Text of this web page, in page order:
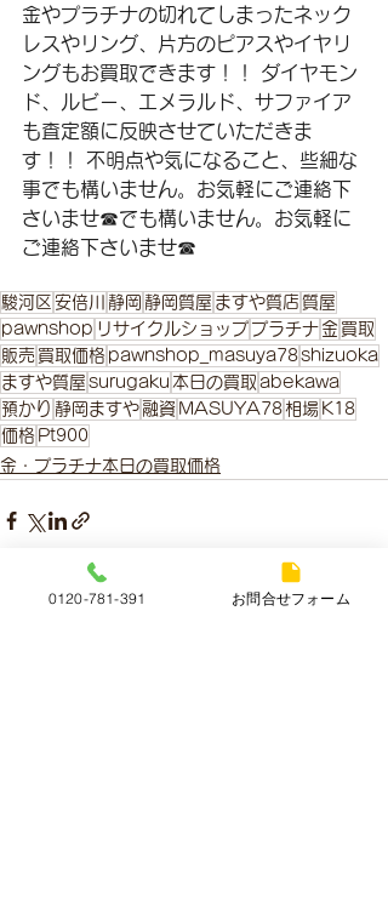
金やプラチナの切れてしまったネック
レスやリング、片方のピアスやイヤリ
ングもお買取できます！！ ダイヤモン
ド、ルビー、エメラルド、サファイア
も査定額に反映させていただきま
す！！ 不明点や気になること、些細な
事でも構いません。お気軽にご連絡下
さいませ☎でも構いません。お気軽に
ご連絡下さいませ☎
駿河区 安倍川 静岡 静岡質屋 ますや質店 質屋
pawnshop リサイクルショップ プラチナ 金 買取
販売 買取価格 pawnshop_masuya78shizuoka
ますや質屋 surugaku 本日の買取 abekawa
預かり 静岡ますや 融資 MASUYA78相場 K18
価格 Pt900
金・プラチナ本日の買取価格
最新記事 すべて表示
0120-781-391 お問合せフォーム